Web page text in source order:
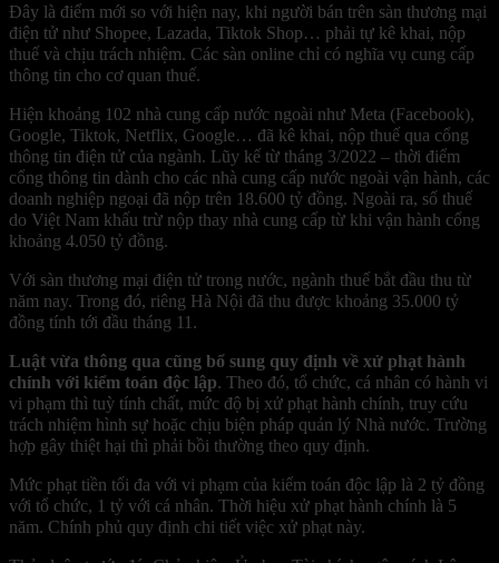
Đây là điểm mới so với hiện nay, khi người bán trên sàn thương mại
điện tử như Shopee, Lazada, Tiktok Shop… phải tự kê khai, nộp
thuế và chịu trách nhiệm. Các sàn online chỉ có nghĩa vụ cung cấp
thông tin cho cơ quan thuế.
Hiện khoảng 102 nhà cung cấp nước ngoài như Meta (Facebook),
Google, Tiktok, Netflix, Google… đã kê khai, nộp thuế qua cổng
thông tin điện tử của ngành. Lũy kế từ tháng 3/2022 – thời điểm
cổng thông tin dành cho các nhà cung cấp nước ngoài vận hành, các
doanh nghiệp ngoại đã nộp trên 18.600 tỷ đồng. Ngoài ra, số thuế
do Việt Nam khấu trừ nộp thay nhà cung cấp từ khi vận hành cổng
khoảng 4.050 tỷ đồng.
Với sàn thương mại điện tử trong nước, ngành thuế bắt đầu thu từ
năm nay. Trong đó, riêng Hà Nội đã thu được khoảng 35.000 tỷ
đồng tính tới đầu tháng 11.
Luật vừa thông qua cũng bổ sung quy định về xử phạt hành
chính với kiểm toán độc lập. Theo đó, tổ chức, cá nhân có hành vi
vi phạm thì tuỳ tính chất, mức độ bị xử phạt hành chính, truy cứu
trách nhiệm hình sự hoặc chịu biện pháp quản lý Nhà nước. Trường
hợp gây thiệt hại thì phải bồi thường theo quy định.
Mức phạt tiền tối đa với vi phạm của kiểm toán độc lập là 2 tỷ đồng
với tổ chức, 1 tỷ với cá nhân. Thời hiệu xử phạt hành chính là 5
năm. Chính phủ quy định chi tiết việc xử phạt này.